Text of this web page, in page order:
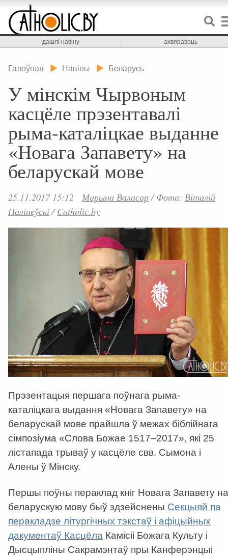
дашлі навіну ахвяраваць
Галоўная Навіны Беларусь
У мінскім Чырвоным
касцёле прэзентавалі
рыма-каталіцкае выданне
«Новага Запавету» на
беларускай мове
25.11.2017 15:12 Марына Валасар/Фота: Віталій
Палінеўскі/Catholic.by
Прэзентацыя першага поўнага рыма-
каталіцкага выдання «Новага Запавету» на
беларускай мове прайшла ў межах біблійнага
сімпозіума «Слова Божае 1517–2017», які 25
лістапада трываў у касцёле свв. Сымона і
Алены ў Мінску.
Першы поўны пераклад кніг Новага Запавету на
беларускую мову быў здзейснены Секцыяй па
перакладзе літургічных тэкстаў і афіцыйных
дакументаў Касцёла Камісіі Божага Культу і
Дысцыпліны Сакрамэнтаў пры Канферэнцыі